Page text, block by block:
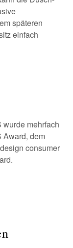
späteren
einfach
mehrfach
Award, dem
consumer